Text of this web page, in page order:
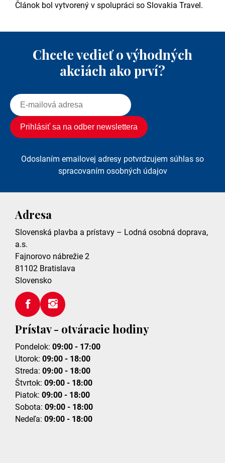
Článok bol vytvorený v spolupráci so Slovakia Travel.
Chcete vedieť o výhodných
akciách ako prví?
Odoslaním emailovej adresy potvrdzujem súhlas so
spracovaním osobných údajov
Adresa
Slovenská plavba a prístavy – Lodná osobná doprava,
a.s.
Fajnorovo nábrežie 2
81102 Bratislava
Slovensko
Prístav - otváracie hodiny
Pondelok: 09:00 - 17:00
Utorok: 09:00 - 18:00
Streda: 09:00 - 18:00
Štvrtok: 09:00 - 18:00
Piatok: 09:00 - 18:00
Sobota: 09:00 - 18:00
Nedeľa: 09:00 - 18:00